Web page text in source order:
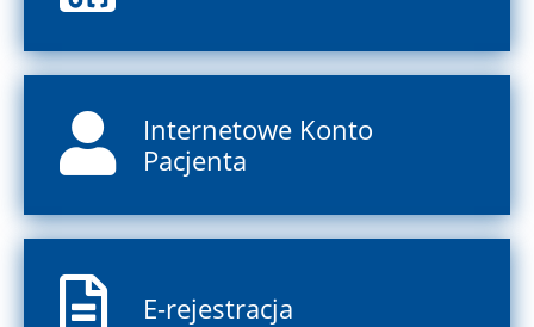
Internetowe Konto
Pacjenta
E-rejestracja